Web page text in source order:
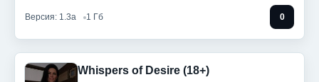
Версия: 1.3a 1 Гб 0
Whispers of Desire (18+)